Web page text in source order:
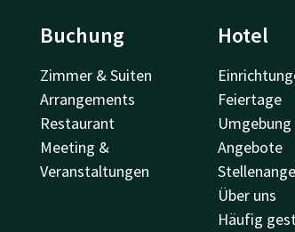
Buchung
Zimmer & Suiten
Arrangements
Restaurant
Meeting &
Veranstaltungen
Hotel
Feiertage
Umgebung
Angebote
Über uns
Häufig